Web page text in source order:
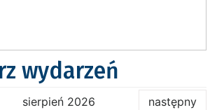
wydarzeń
sierpień 2026 następny